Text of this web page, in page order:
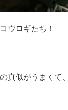
ウロギたち！
真似がうまくて